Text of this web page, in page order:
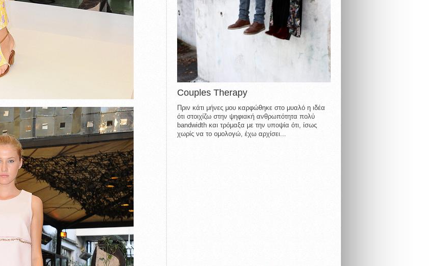
Couples Therapy
Πριν κάτι μήνες μου καρφώθηκε στο μυαλό η ιδέα
ότι στοιχίζω στην ψηφιακή ανθρωπότητα πολύ
bandwidth και τρόμαξα με την υποψία ότι, ίσως
χωρίς να το ομολογώ, έχω αρχίσει...